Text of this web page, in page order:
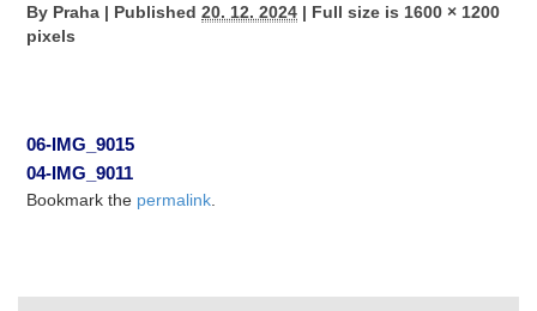
By Praha | Published 20. 12. 2024 | Full size is 1600 × 1200
pixels
06-IMG_9015
04-IMG_9011
Bookmark the permalink